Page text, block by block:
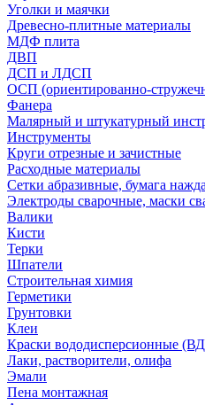
Уголки и маячки
Древесно-плитные материалы
МДФ плита
ДВП
ДСП и ЛДСП
ОСП (ориентированно-
Фанера
Малярный и штукатурный
Инструменты
Круги отрезные и зачистные
Расходные материалы
Сетки абразивные, бумага
Электроды сварочные, маски
Валики
Кисти
Терки
Шпатели
Строительная химия
Герметики
Грунтовки
Клеи
Краски вододисперсионные
Лаки, растворители, олифа
Эмали
Пена монтажная